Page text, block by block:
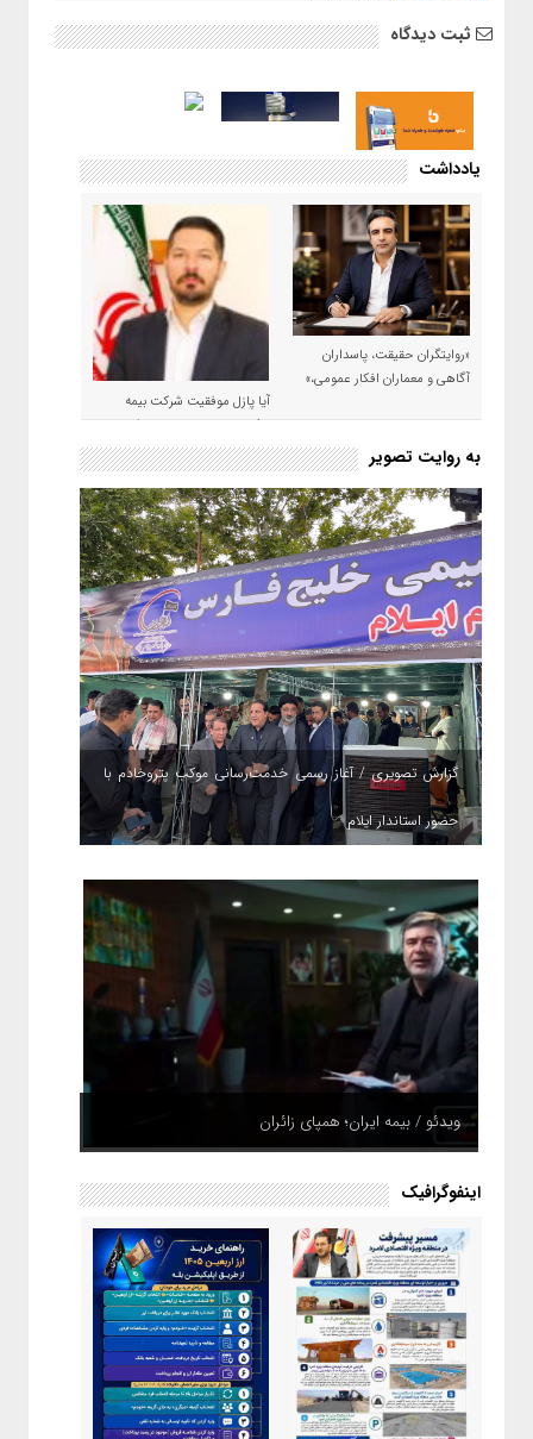
ثبت دیدگاه
یادداشت
«روایتگران حقیقت، پاسداران
آگاهی و معماران افکار عمومی،»
آیا پازل موفقیت شرکت بیمه
حکمت صبا در سال ۱۴۰۵ کامل می
شود؟!
به روایت تصویر
گزارش تصویری / آغاز رسمی خدمت‌رسانی موکب پتروخادم با
حضور استاندار ایلام
ویدئو / بیمه ایران؛ همپای زائران
اینفوگرافیک